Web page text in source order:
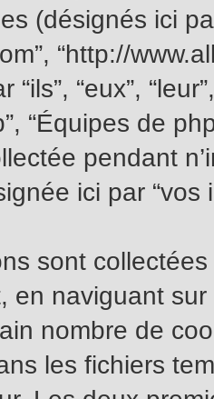
(désignés ici
“http://
“ils”, “eux”,
“Équipes de
pendant
ici par “vos
sont
en naviguant
nombre de
les fichiers